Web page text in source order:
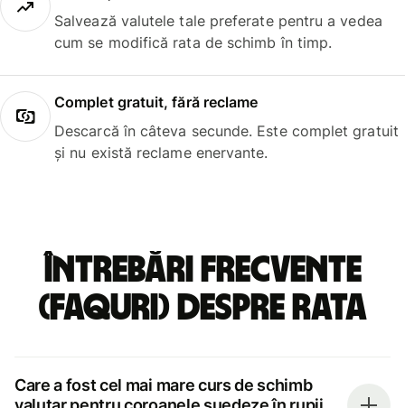
Salvează valutele tale preferate pentru a vedea
cum se modifică rata de schimb în timp.
Complet gratuit, fără reclame
Descarcă în câteva secunde. Este complet gratuit
și nu există reclame enervante.
Întrebări frecvente
(FAQuri) despre rata
Care a fost cel mai mare curs de schimb